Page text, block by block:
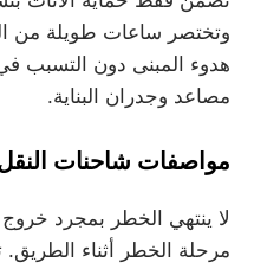
وتختصر ساعات طويلة من
هدوء المبنى دون التسبب
مصاعد وجدران البناية.
مواصفات شاحنات النقل
لا ينتهي الخطر بمجرد
مرحلة الخطر أثناء